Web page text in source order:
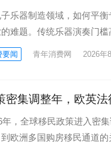
乐器制造领域，如何平
难题。传统乐器演奏门
要闻 青年消费网 2026年
密集调整年，欧英
年，全球移民政策进入密
欧洲多国购房移民通道